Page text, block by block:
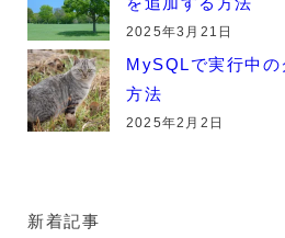
2025年3月21日
MySQLで実行中の
方法
2025年2月2日
新着記事